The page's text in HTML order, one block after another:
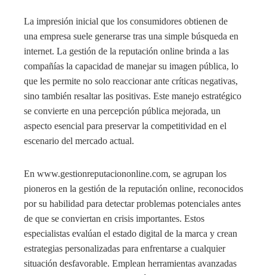
La impresión inicial que los consumidores obtienen de
una empresa suele generarse tras una simple búsqueda en
internet. La gestión de la reputación online brinda a las
compañías la capacidad de manejar su imagen pública, lo
que les permite no solo reaccionar ante críticas negativas,
sino también resaltar las positivas. Este manejo estratégico
se convierte en una percepción pública mejorada, un
aspecto esencial para preservar la competitividad en el
escenario del mercado actual.
En www.gestionreputaciononline.com, se agrupan los
pioneros en la gestión de la reputación online, reconocidos
por su habilidad para detectar problemas potenciales antes
de que se conviertan en crisis importantes. Estos
especialistas evalúan el estado digital de la marca y crean
estrategias personalizadas para enfrentarse a cualquier
situación desfavorable. Emplean herramientas avanzadas